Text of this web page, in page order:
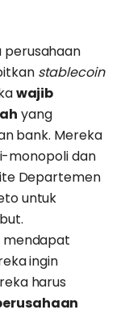
perusahaan
stablecoin
wajib
yang
bank. Mereka
monopoli dan
Departemen
untuk
mendapat
ingin
harus